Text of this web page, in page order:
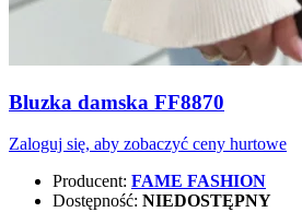
Bluzka damska FF8870
Zaloguj się, aby zobaczyć ceny hurtowe
Producent: FAME FASHION
Dostępność: NIEDOSTĘPNY